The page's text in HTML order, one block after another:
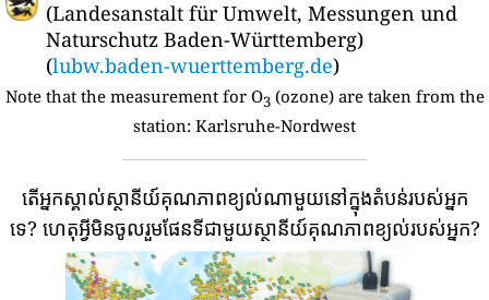
(Landesanstalt für Umwelt, Messungen und
Naturschutz Baden-Württemberg)
(lubw.baden-wuerttemberg.de)
Note that the measurement for O3(ozone) are taken from the
station: Karlsruhe-Nordwest
តើអ្នកស្គាល់ស្ថានីយ៍គុណភាពខ្យល់ណាមួយនៅក្នុងតំបន់របស់អ្នក
ទេ? ហេតុអ្វីមិនចូលរួមផែនទីជាមួយស្ថានីយ៍គុណភាពខ្យល់របស់អ្នក?